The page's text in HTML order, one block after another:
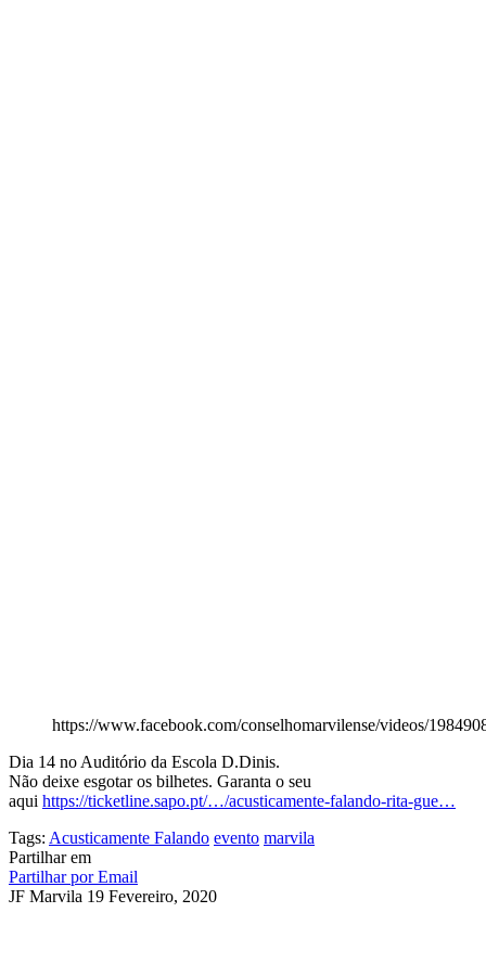
https://www.facebook.com/conselhomarvilense/videos/
Dia 14 no Auditório da Escola D.Dinis.
Não deixe esgotar os bilhetes. Garanta o seu
aqui https://ticketline.sapo.pt/…/acusticamente-falando-rita-gue…
Tags: Acusticamente Falando evento marvila
Partilhar em
Partilhar por Email
JF Marvila 19 Fevereiro, 2020